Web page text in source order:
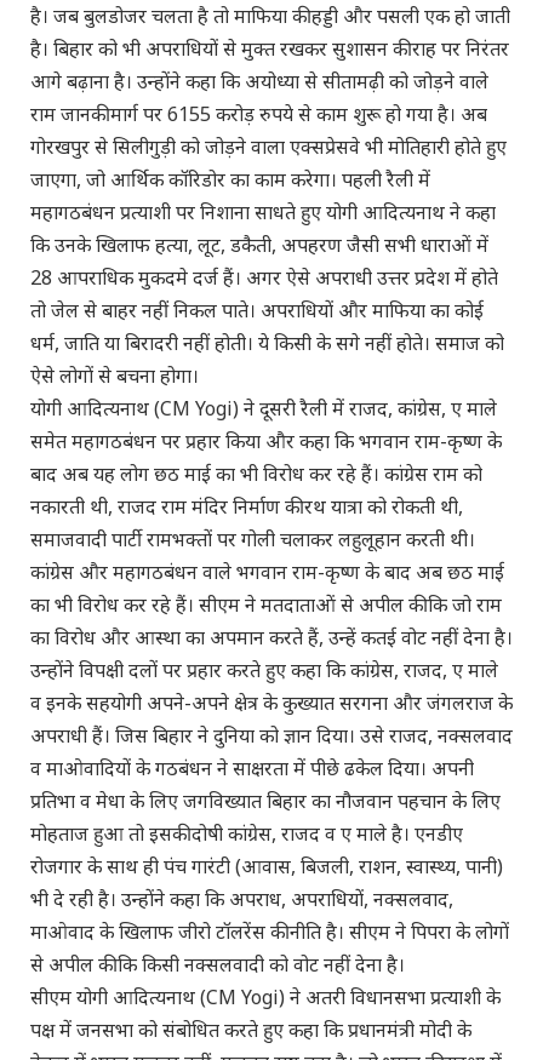
है। जब बुलडोजर चलता है तो माफिया की हड्डी और पसली एक हो जाती
है। बिहार को भी अपराधियों से मुक्त रखकर सुशासन की राह पर निरंतर
आगे बढ़ाना है। उन्होंने कहा कि अयोध्या से सीतामढ़ी को जोड़ने वाले
राम जानकी मार्ग पर 6155 करोड़ रुपये से काम शुरू हो गया है। अब
गोरखपुर से सिलीगुड़ी को जोड़ने वाला एक्सप्रेसवे भी मोतिहारी होते हुए
जाएगा, जो आर्थिक कॉरिडोर का काम करेगा। पहली रैली में
महागठबंधन प्रत्याशी पर निशाना साधते हुए योगी आदित्यनाथ ने कहा
कि उनके खिलाफ हत्या, लूट, डकैती, अपहरण जैसी सभी धाराओं में
28 आपराधिक मुकदमे दर्ज हैं। अगर ऐसे अपराधी उत्तर प्रदेश में होते
तो जेल से बाहर नहीं निकल पाते। अपराधियों और माफिया का कोई
धर्म, जाति या बिरादरी नहीं होती। ये किसी के सगे नहीं होते। समाज को
ऐसे लोगों से बचना होगा।
योगी आदित्यनाथ (CM Yogi) ने दूसरी रैली में राजद, कांग्रेस, ए माले
समेत महागठबंधन पर प्रहार किया और कहा कि भगवान राम-कृष्ण के
बाद अब यह लोग छठ माई का भी विरोध कर रहे हैं। कांग्रेस राम को
नकारती थी, राजद राम मंदिर निर्माण की रथ यात्रा को रोकती थी,
समाजवादी पार्टी रामभक्तों पर गोली चलाकर लहुलूहान करती थी।
कांग्रेस और महागठबंधन वाले भगवान राम-कृष्ण के बाद अब छठ माई
का भी विरोध कर रहे हैं। सीएम ने मतदाताओं से अपील की कि जो राम
का विरोध और आस्था का अपमान करते हैं, उन्हें कतई वोट नहीं देना है।
उन्होंने विपक्षी दलों पर प्रहार करते हुए कहा कि कांग्रेस, राजद, ए माले
व इनके सहयोगी अपने-अपने क्षेत्र के कुख्यात सरगना और जंगलराज के
अपराधी हैं। जिस बिहार ने दुनिया को ज्ञान दिया। उसे राजद, नक्सलवाद
व माओवादियों के गठबंधन ने साक्षरता में पीछे ढकेल दिया। अपनी
प्रतिभा व मेधा के लिए जगविख्यात बिहार का नौजवान पहचान के लिए
मोहताज हुआ तो इसकी दोषी कांग्रेस, राजद व ए माले है। एनडीए
रोजगार के साथ ही पंच गारंटी (आवास, बिजली, राशन, स्वास्थ्य, पानी)
भी दे रही है। उन्होंने कहा कि अपराध, अपराधियों, नक्सलवाद,
माओवाद के खिलाफ जीरो टॉलरेंस की नीति है। सीएम ने पिपरा के लोगों
से अपील की कि किसी नक्सलवादी को वोट नहीं देना है।
सीएम योगी आदित्यनाथ (CM Yogi) ने अतरी विधानसभा प्रत्याशी के
पक्ष में जनसभा को संबोधित करते हुए कहा कि प्रधानमंत्री मोदी के